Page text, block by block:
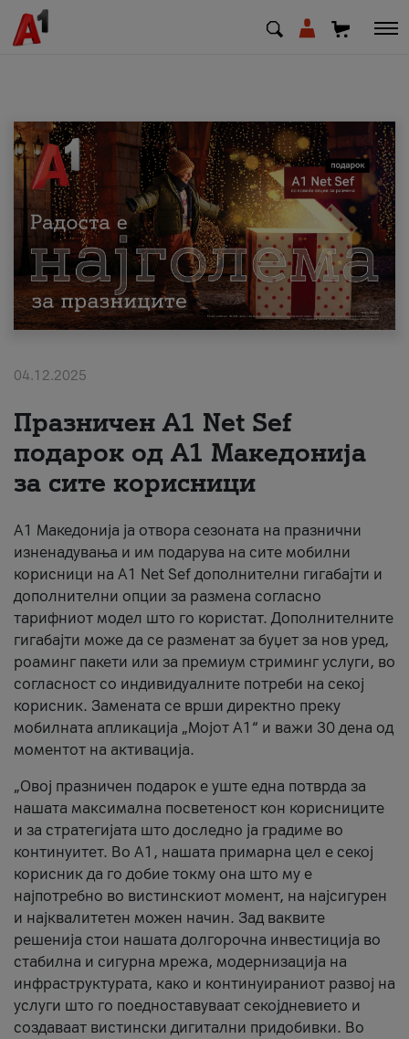
МК EN SQ
Приватни Деловни
Поддршка
Надополни кредит
За нас
#ПодобарОнлајн
04.12.2025
Празничен A1 Net Sеf
подарок од А1 Македонија
за сите корисници
А1 Македонија ја отвора сезоната на празнични
изненадувања и им подарува на сите мобилни
корисници на A1 Net Sef дополнителни гигабајти и
дополнителни опции за размена согласно
тарифниот модел што го користат. Дополнителните
гигабајти може да се разменат за буџет за нов уред,
роаминг пакети или за премиум стриминг услуги, во
согласност со индивидуалните потреби на секој
корисник. Замената се врши директно преку
мобилната апликација „Мојот А1“ и важи 30 дена од
моментот на активација.
„Овој празничен подарок е уште една потврда за
нашата максимална посветеност кон корисниците
и за стратегијата што доследно ја градиме во
континуитет. Во А1, нашата примарна цел е секој
корисник да го добие токму она што му е
најпотребно во вистинскиот момент, на најсигурен
и најквалитетен можен начин. Зад ваквите
решенија стои нашата долгорочна инвестиција во
стабилна и сигурна мрежа, модернизација на
инфраструктурата, како и континуираниот развој на
услуги што го поедноставуваат секојдневието и
создаваат вистински дигитални придобивки. Во